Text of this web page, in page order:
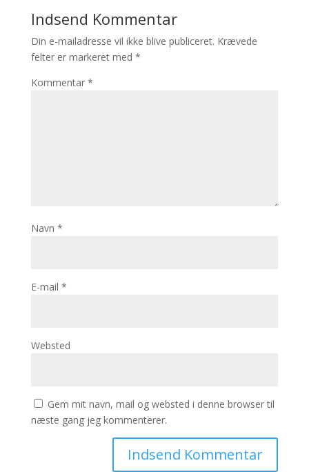
Indsend Kommentar
Din e-mailadresse vil ikke blive publiceret. Krævede
felter er markeret med *
Kommentar *
Navn *
E-mail *
Websted
Gem mit navn, mail og websted i denne browser til
næste gang jeg kommenterer.